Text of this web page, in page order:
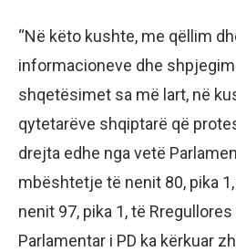
“Në këto kushte, me qëllim
informacioneve dhe
shqetësimet sa më lart, në
qytetarëve shqiptarë që
drejta edhe nga vetë
mbështetje të nenit 80, pika
nenit 97, pika 1, të
Parlamentar i PD ka kërkuar